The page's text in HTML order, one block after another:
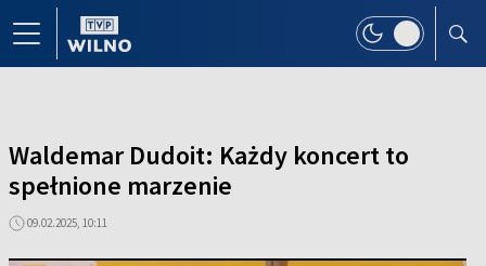
Waldemar Dudoit: Każdy koncert to
spełnione marzenie
09.02.2025, 10:11